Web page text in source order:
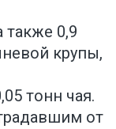
также 0,9
крупы,
тонн чая.
от